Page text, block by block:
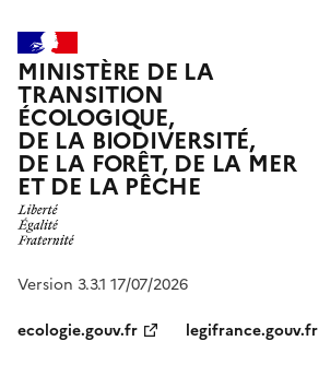
MINISTÈRE DE LA
TRANSITION
ÉCOLOGIQUE,
DE LA BIODIVERSITÉ,
DE LA FORÊT, DE LA MER
ET DE LA PÊCHE
Version 3.3.1 17/07/2026
ecologie.gouv.fr
legifrance.gouv.fr